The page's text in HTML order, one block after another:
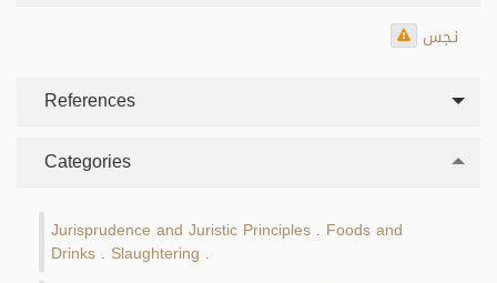
نـجس
References
Categories
Jurisprudence and Juristic Principles Foods and
Drinks Slaughtering